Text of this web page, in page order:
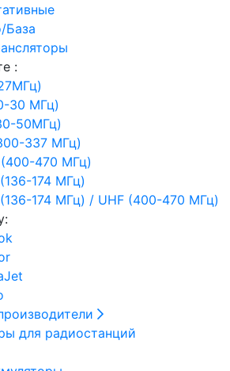
База
:
30 МГц)
50МГц)
337 МГц)
(400-470 МГц)
174 МГц)
174 МГц) / UHF (400-470 МГц)
для радиостанций